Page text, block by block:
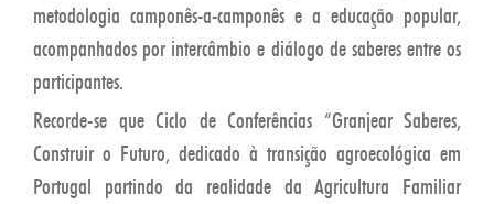
metodologia camponês-a-camponês e a educação popular,
acompanhados por intercâmbio e diálogo de saberes entre os
participantes.
Recorde-se que Ciclo de Conferências “Granjear Saberes,
Construir o Futuro, dedicado à transição agroecológica em
Portugal partindo da realidade da Agricultura Familiar